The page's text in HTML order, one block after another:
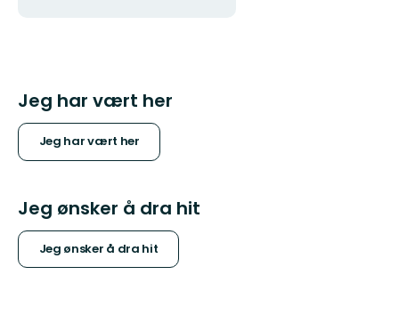
Jeg har vært her
Jeg har vært her
Jeg ønsker å dra hit
Jeg ønsker å dra hit